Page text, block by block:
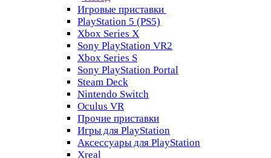
Игровые приставки
PlayStation 5 (PS5)
Xbox Series X
Sony PlayStation VR2
Xbox Series S
Sony PlayStation Portal
Steam Deck
Nintendo Switch
Oculus VR
Прочие приставки
Игры для PlayStation
Аксессуары для PlayStation
Xreal